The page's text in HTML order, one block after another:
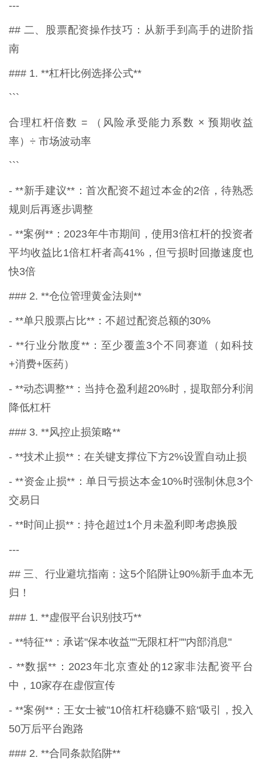
---
## 二、股票配资操作技巧：从新手到高手的进阶指
南
### 1. **杠杆比例选择公式**
```
合理杠杆倍数 = （风险承受能力系数 × 预期收益
率）÷ 市场波动率
```
- **新手建议**：首次配资不超过本金的2倍，待熟悉
规则后再逐步调整
- **案例**：2023年牛市期间，使用3倍杠杆的投资者
平均收益比1倍杠杆者高41%，但亏损时回撤速度也
快3倍
### 2. **仓位管理黄金法则**
- **单只股票占比**：不超过配资总额的30%
- **行业分散度**：至少覆盖3个不同赛道（如科技
+消费+医药）
- **动态调整**：当持仓盈利超20%时，提取部分利润
降低杠杆
### 3. **风控止损策略**
- **技术止损**：在关键支撑位下方2%设置自动止损
- **资金止损**：单日亏损达本金10%时强制休息3个
交易日
- **时间止损**：持仓超过1个月未盈利即考虑换股
---
## 三、行业避坑指南：这5个陷阱让90%新手血本无
归！
### 1. **虚假平台识别技巧**
- **特征**：承诺"保本收益""无限杠杆""内部消息"
- **数据**：2023年北京查处的12家非法配资平台
中，10家存在虚假宣传
- **案例**：王女士被"10倍杠杆稳赚不赔"吸引，投入
50万后平台跑路
### 2. **合同条款陷阱**